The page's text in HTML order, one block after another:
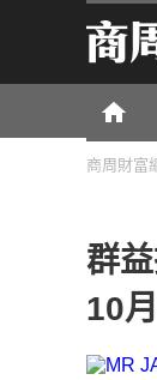
商周財富
群
10